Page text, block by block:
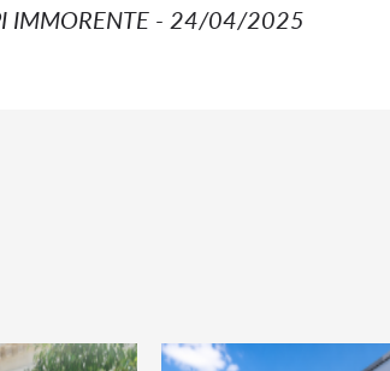
IMMORENTE - 24/04/2025